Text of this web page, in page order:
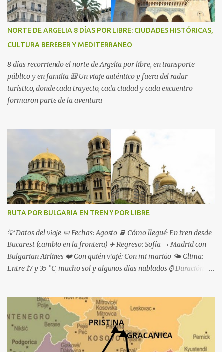
NORTE DE ARGELIA 8 DÍAS POR LIBRE: CIUDADES HISTÓRICAS,
CULTURA BEREBER Y MEDITERRANEO
8 días recorriendo el norte de Argelia por libre, en transporte
público y en familia 🎒 Un viaje auténtico y fuera del radar
turístico, donde cada trayecto, cada ciudad y cada encuentro
formaron parte de la aventura
RUTA POR BULGARIA EN TREN Y POR LIBRE
💡 Datos del viaje 📅 Fechas: Agosto 🚆 Cómo llegué: En tren desde
Bucarest (cambio en la frontera) ✈️ Regreso: Sofía → Madrid con
Bulgarian Airlines ❤️ Con quién viajé: Con mi marido 🌤 Clima:
Entre 17 y 35 °C, mucho sol y algunos días nublados ⌚ Duración de